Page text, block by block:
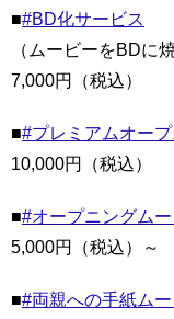
■#BD化サービス
（ムービーをBDに
7,000円（税込）
■#プレミアムオー
10,000円（税込）
■#オープニングム
5,000円（税込）～
■#両親への手紙ム